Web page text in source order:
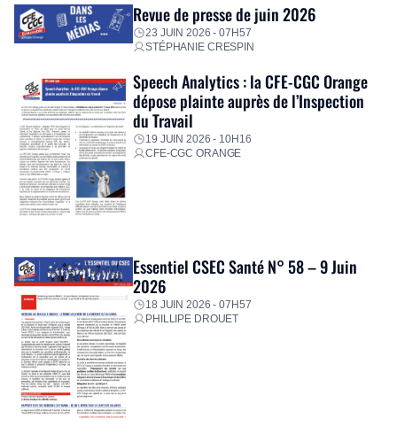
Revue de presse de juin 2026
23 JUIN 2026 - 07H57
STÉPHANIE CRESPIN
Speech Analytics : la CFE-CGC Orange
dépose plainte auprès de l’Inspection
du Travail
19 JUIN 2026 - 10H16
CFE-CGC ORANGE
Essentiel CSEC Santé N° 58 – 9 Juin
2026
18 JUIN 2026 - 07H57
PHILLIPE DROUET